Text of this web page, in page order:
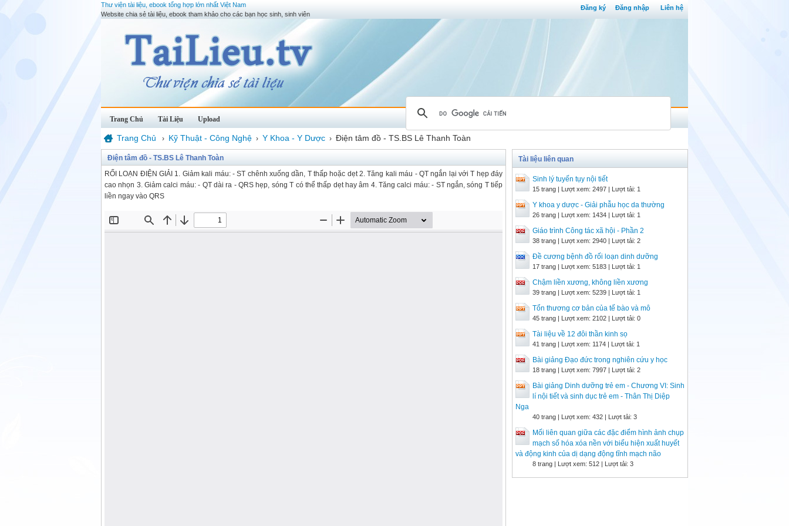
Đăng ký Đăng nhập Liên hệ
Thư viện tài liệu, ebook tổng hợp lớn nhất Việt Nam
Website chia sẻ tài liệu, ebook tham khảo cho các bạn học sinh, sinh viên
Trang Chủ Tài Liệu Upload
Trang Chủ › Kỹ Thuật - Công Nghệ › Y Khoa - Y Dược › Điện tâm đồ - TS.BS Lê Thanh Toàn
Điện tâm đồ - TS.BS Lê Thanh Toàn
RỐI LOẠN ĐIỆN GIẢI 1. Giảm kali máu: - ST chênh xuống dần, T thấp hoặc dẹt 2. Tăng kali máu - QT ngắn lại với T hẹp đáy
cao nhọn 3. Giảm calci máu: - QT dài ra - QRS hẹp, sóng T có thể thấp dẹt hay âm 4. Tăng calci máu: - ST ngắn, sóng T tiếp
liền ngay vào QRS
Tài liệu liên quan
Sinh lý tuyến tụy nội tiết
15 trang | Lượt xem: 2497 | Lượt tải: 1
Y khoa y dược - Giải phẫu học da thường
26 trang | Lượt xem: 1434 | Lượt tải: 1
Giáo trình Công tác xã hội - Phần 2
38 trang | Lượt xem: 2940 | Lượt tải: 2
Đề cương bệnh đồ rối loạn dinh dưỡng
17 trang | Lượt xem: 5183 | Lượt tải: 1
Chậm liền xương, không liền xương
39 trang | Lượt xem: 5239 | Lượt tải: 1
Tổn thương cơ bản của tế bào và mô
45 trang | Lượt xem: 2102 | Lượt tải: 0
Tài liệu về 12 đôi thần kinh sọ
41 trang | Lượt xem: 1174 | Lượt tải: 1
Bài giảng Đạo đức trong nghiên cứu y học
18 trang | Lượt xem: 7997 | Lượt tải: 2
Bài giảng Dinh dưỡng trẻ em - Chương VI: Sinh
lí nội tiết và sinh dục trẻ em - Thân Thị Diệp
Nga
40 trang | Lượt xem: 432 | Lượt tải: 3
Mối liên quan giữa các đặc điểm hình ảnh chụp
mạch số hóa xóa nền với biểu hiện xuất huyết
và động kinh của dị dạng động tĩnh mạch não
8 trang | Lượt xem: 512 | Lượt tải: 3